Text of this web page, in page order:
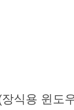
식용 윈도